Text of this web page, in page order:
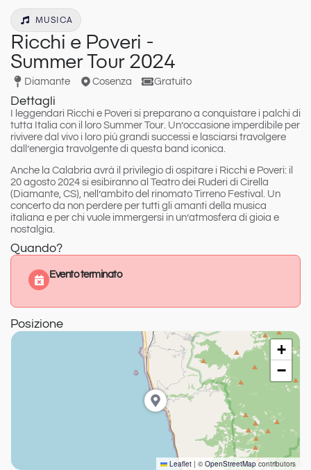
MUSICA
Ricchi e Poveri -
Summer Tour 2024
Diamante Cosenza Gratuito
Dettagli
I leggendari Ricchi e Poveri si preparano a conquistare i palchi di
tutta Italia con il loro Summer Tour. Un’occasione imperdibile per
rivivere dal vivo i loro più grandi successi e lasciarsi travolgere
dall’energia travolgente di questa band iconica.
Anche la Calabria avrà il privilegio di ospitare i Ricchi e Poveri: il
20 agosto 2024 si esibiranno al Teatro dei Ruderi di Cirella
(Diamante, CS), nell’ambito del rinomato Tirreno Festival . Un
concerto da non perdere per tutti gli amanti della musica
italiana e per chi vuole immergersi in un’atmosfera di gioia e
nostalgia.
Quando?
Evento terminato
Posizione
+
−
Leaflet | ©OpenStreetMapcontributors